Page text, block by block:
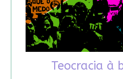
Teocracia à